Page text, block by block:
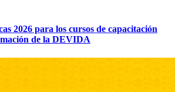
2026 para los cursos de capacitación
de la DEVIDA